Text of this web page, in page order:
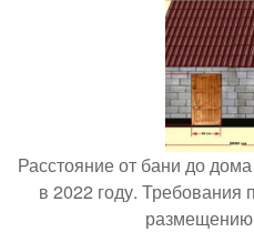
Расстояние от бани до
в 2022 году. Требования
размещению